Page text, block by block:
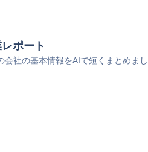
ポート
社の基本情報をAIで短くまとめま